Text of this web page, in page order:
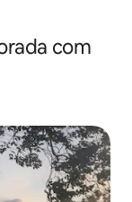
com